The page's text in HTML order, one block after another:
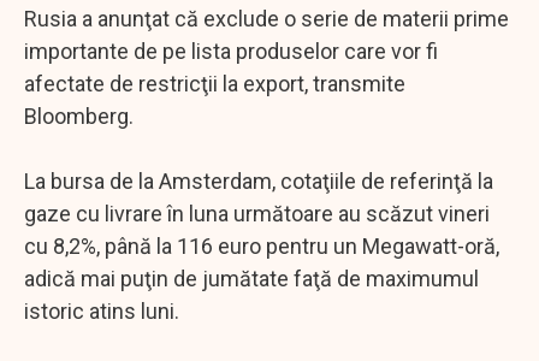
Rusia a anunţat că exclude o serie de materii prime
importante de pe lista produselor care vor fi
afectate de restricţii la export, transmite
Bloomberg.
La bursa de la Amsterdam, cotaţiile de referinţă la
gaze cu livrare în luna următoare au scăzut vineri
cu 8,2%, până la 116 euro pentru un Megawatt-oră,
adică mai puţin de jumătate faţă de maximumul
istoric atins luni.